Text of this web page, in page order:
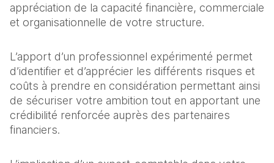
appréciation de la capacité financière, commerciale
et organisationnelle de votre structure.
L’apport d’un professionnel expérimenté permet
d’identifier et d’apprécier les différents risques et
coûts à prendre en considération permettant ainsi
de sécuriser votre ambition tout en apportant une
crédibilité renforcée auprès des partenaires
financiers.